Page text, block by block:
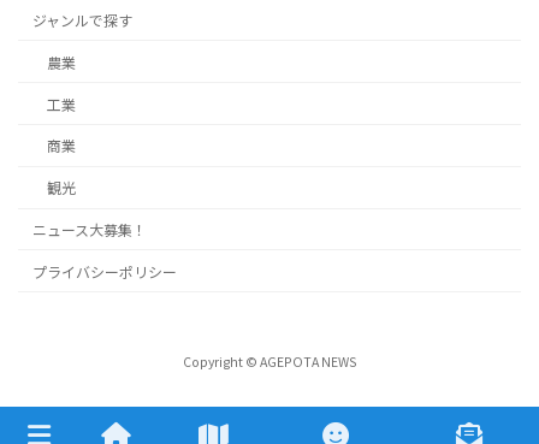
ジャンルで探す
農業
工業
商業
観光
ニュース大募集！
プライバシーポリシー
Copyright © AGEPOTA NEWS